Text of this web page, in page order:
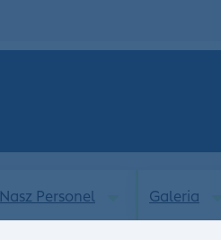
Nasz Personel Galeria